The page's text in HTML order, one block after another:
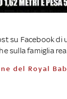
su Facebook di
sulla famiglia
del Royal